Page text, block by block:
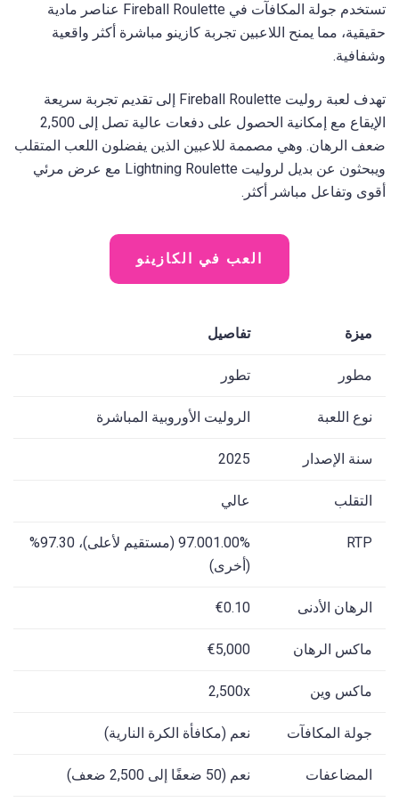
تستخدم جولة المكافآت في Fireball Roulette عناصر مادية
حقيقية، مما يمنح اللاعبين تجربة كازينو مباشرة أكثر واقعية
وشفافية.
تهدف لعبة روليت Fireball Roulette إلى تقديم تجربة سريعة
الإيقاع مع إمكانية الحصول على دفعات عالية تصل إلى 2,500
ضعف الرهان. وهي مصممة للاعبين الذين يفضلون اللعب المتقلب
ويبحثون عن بديل لروليت Lightning Roulette مع عرض مرئي
أقوى وتفاعل مباشر أكثر.
العب في الكازينو
ميزة تفاصيل
مطور تطور
نوع اللعبة الروليت الأوروبية المباشرة
سنة الإصدار 2025
التقلب عالي
RTP
97.001.00% (مستقيم لأعلى)، 97.30%
(أخرى)
الرهان الأدنى €0.10
ماكس الرهان €5,000
ماكس وين 2,500x
جولة المكافآت نعم (مكافأة الكرة النارية)
المضاعفات نعم (50 ضعفًا إلى 2,500 ضعف)